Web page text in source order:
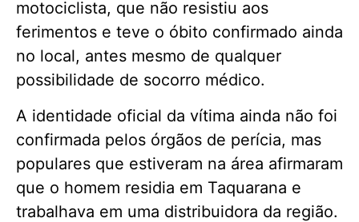
motociclista, que não resistiu aos
ferimentos e teve o óbito confirmado ainda
no local, antes mesmo de qualquer
possibilidade de socorro médico.
A identidade oficial da vítima ainda não foi
confirmada pelos órgãos de perícia, mas
populares que estiveram na área afirmaram
que o homem residia em Taquarana e
trabalhava em uma distribuidora da região.